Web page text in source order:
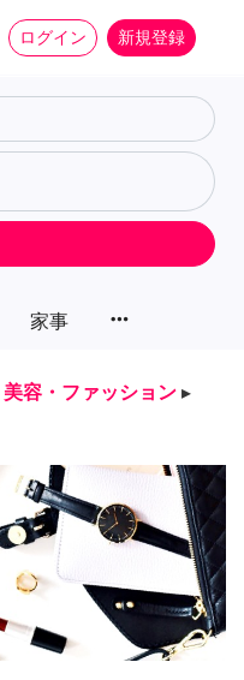
ログイン 新規登録
家事 more_horiz
美容・ファッション ▸